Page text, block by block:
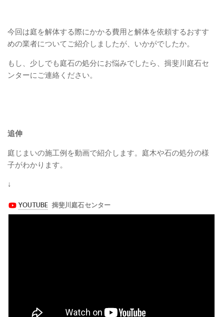
今回は庭を解体する際にかかる費用と解体を依頼するおすす
めの業者についてご紹介しましたが、いかがでしたか。
もし、少しでも庭石の処分にお悩みでしたら、揖斐川庭石セ
ンターにご連絡ください。
追伸
庭じまいの施工例を動画で紹介します。庭木や石の処分の様
子がわかります。
↓